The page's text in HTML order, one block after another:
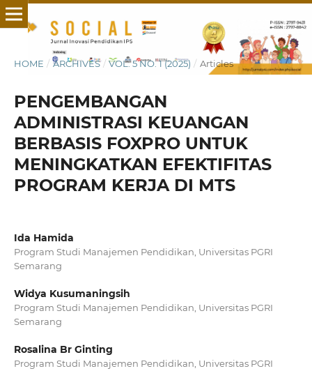
HOME / ARCHIVES / VOL. 5 NO. 1 (2025) / Articles
PENGEMBANGAN
ADMINISTRASI KEUANGAN
BERBASIS FOXPRO UNTUK
MENINGKATKAN EFEKTIFITAS
PROGRAM KERJA DI MTS
Ida Hamida
Program Studi Manajemen Pendidikan, Universitas PGRI
Semarang
Widya Kusumaningsih
Program Studi Manajemen Pendidikan, Universitas PGRI
Semarang
Rosalina Br Ginting
Program Studi Manajemen Pendidikan, Universitas PGRI